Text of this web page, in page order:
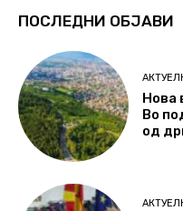
ПОСЛЕДНИ ОБЈАВИ
Нова
Во
од